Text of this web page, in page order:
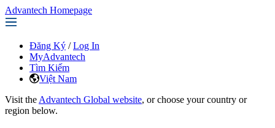
Advantech Homepage
Đăng Ký / Log In
MyAdvantech
Tìm Kiếm
Việt Nam
Visit the Advantech Global website, or choose your country or
region below.